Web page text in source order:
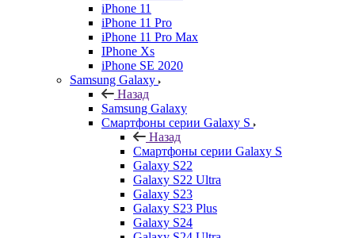
iPhone 11
iPhone 11 Pro
iPhone 11 Pro Max
IPhone Xs
iPhone SE 2020
Samsung Galaxy
Назад
Samsung Galaxy
Смартфоны серии Galaxy S
Назад
Смартфоны серии Galaxy S
Galaxy S22
Galaxy S22 Ultra
Galaxy S23
Galaxy S23 Plus
Galaxy S24